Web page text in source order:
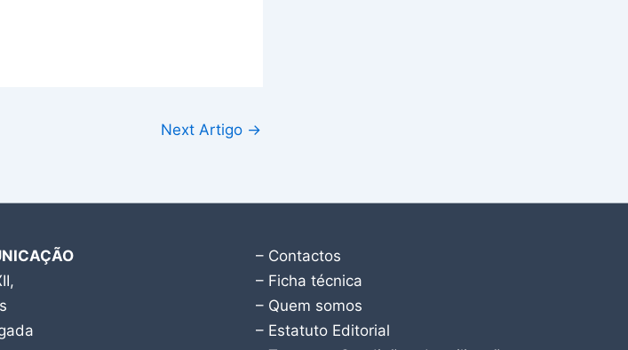
Next Artigo →
– Contactos
– Ficha técnica
– Quem somos
– Estatuto Editorial